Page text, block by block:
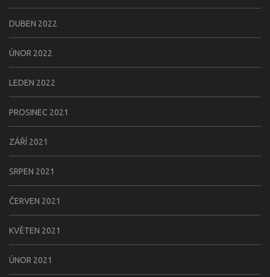
DUBEN 2022
ÚNOR 2022
LEDEN 2022
PROSINEC 2021
ZÁŘÍ 2021
SRPEN 2021
ČERVEN 2021
KVĚTEN 2021
ÚNOR 2021